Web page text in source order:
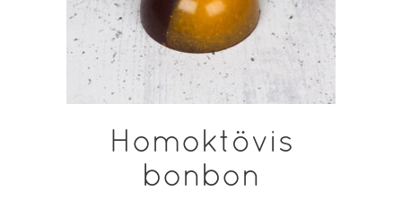
ADD TO CART
Homoktövis
bonbon